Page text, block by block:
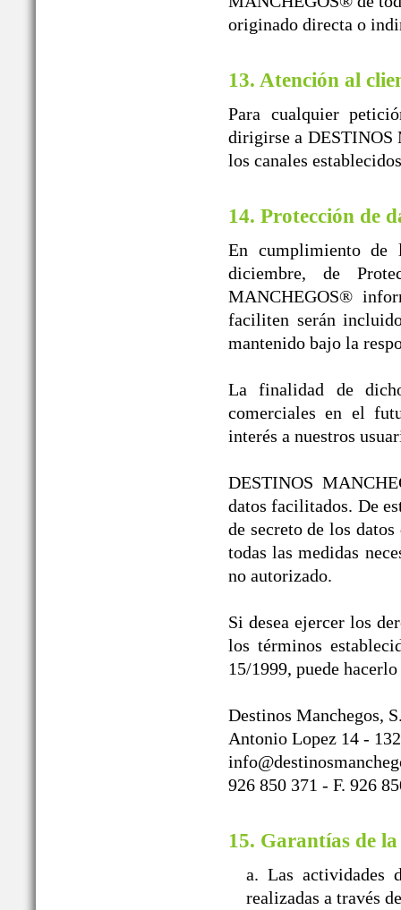
originado directa o
13. Atención al
Para cualquier
dirigirse a DESTINOS
los canales
14. Protección de
En cumplimiento de
diciembre, de
MANCHEGOS®
faciliten serán
mantenido bajo la
La finalidad de
comerciales en el
interés a nuestros
DESTINOS
datos facilitados. De
de secreto de los
todas las medidas
no autorizado.
Si desea ejercer los
los términos
15/1999, puede
Destinos Manchegos,
Antonio Lopez 14 -
926 850 371 - F. 926
15. Garantías de
a. Las actividades
realizadas a través